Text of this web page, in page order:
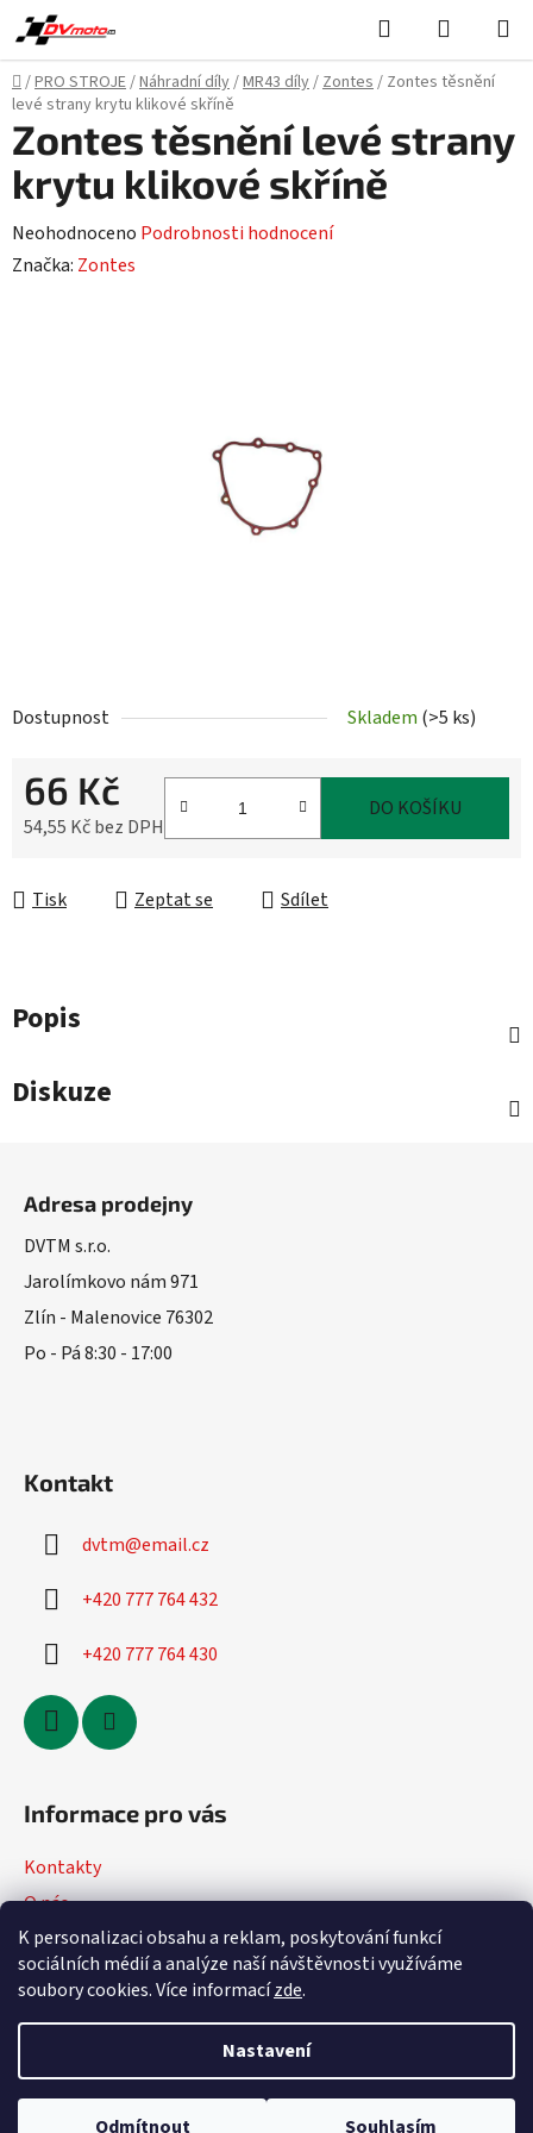
K personalizaci obsahu a reklam, poskytování funkcí
sociálních médií a analýze naší návštěvnosti využíváme
soubory cookies. Více informacízde.
Nastavení
Odmítnout Souhlasím
Přejít
na
obsah
Hledat
KOŠÍK
Domů
/PRO STROJE/Náhradní díly/MR43 díly/Zontes/ Zontes těsnění
levé strany krytu klikové skříně
Dostupnost Skladem (>5 ks)
66 Kč
54,55 Kč bez DPH
DO KOŠÍKU
Tisk Zeptat se Sdílet
Zontes těsnění levé strany
krytu klikové skříně
Průměrné
hodnocení
Neohodnoceno Podrobnosti hodnocení
Značka: Zontes
Popis
Diskuze
Adresa prodejny
DVTM s.r.o.
Jarolímkovo nám 971
Zlín - Malenovice 76302
Po - Pá 8:30 - 17:00
Kontakt
dvtm@email.cz
+420 777 764 432
+420 777 764 430
Informace pro vás
Kontakty
O nás
Jak nakupovat
Obchodní podmínky
Vytvořil Shoptet